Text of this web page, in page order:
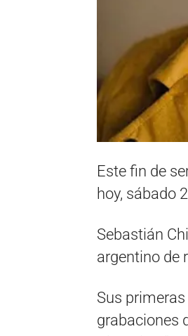
Este fin de
hoy, sábado
Sebastián
argentino de
Sus
grabaciones